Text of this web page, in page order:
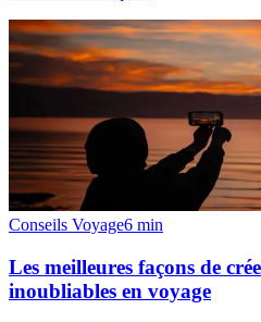
Conseils Voyage6 min
Les meilleures façons de
inoubliables en voyage